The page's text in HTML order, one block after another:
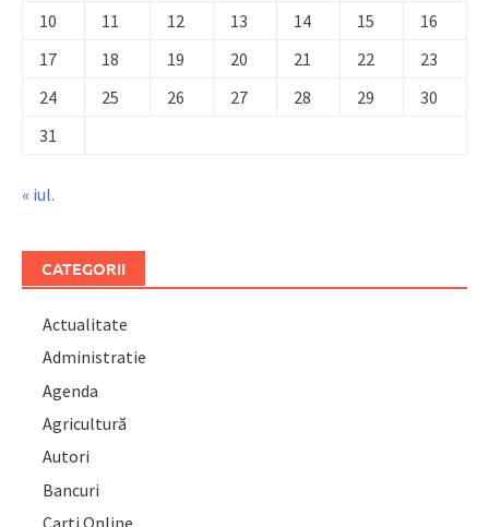
10
11 12 13 14 15
16
17
18 19 20 21 22
23
24
25 26 27 28 29
30
31
« iul.
CATEGORII
Actualitate
Administratie
Agenda
Agricultură
Autori
Bancuri